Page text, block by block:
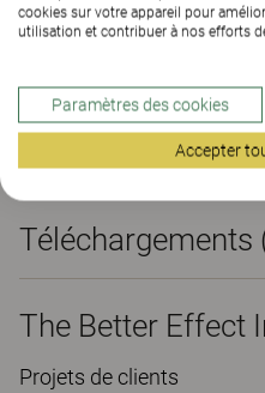
Certificats
Téléchargements
The Better Effect
Projets de clients
cookies sur votre appareil pour
utilisation et contribuer à nos efforts
Paramètres des cookies
Accepter